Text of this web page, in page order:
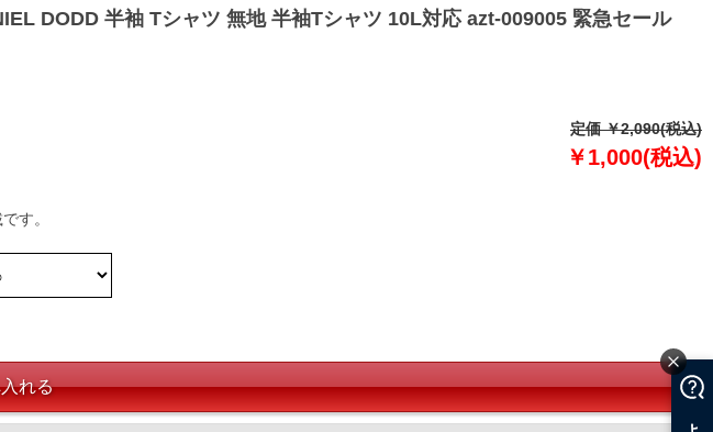
DODD 半袖 Tシャツ 無地 半袖Tシャツ 10L対応 azt-009005 緊急セール
定価 ￥2,090(税込)
￥1,000(税込)
す。